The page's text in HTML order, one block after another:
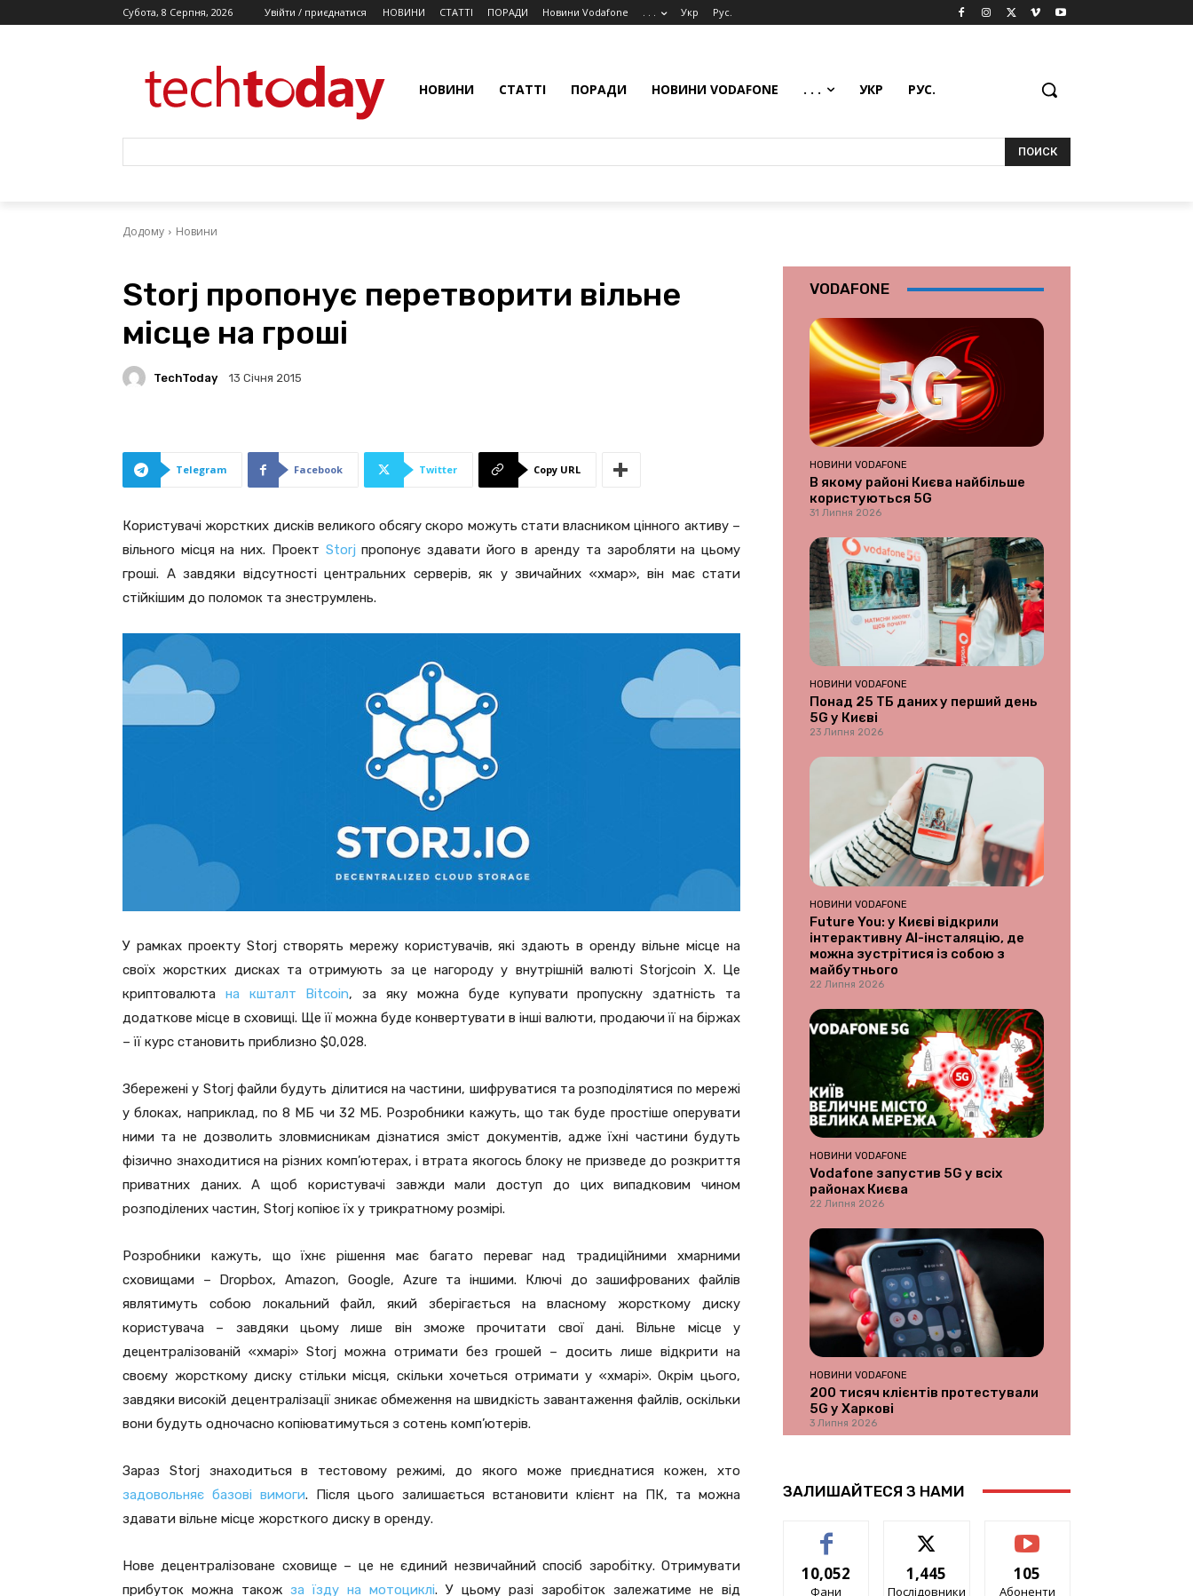
Субота, 8 Серпня, 2026 Увійти / приєднатися НОВИНИ СТАТТІ ПОРАДИ Новини Vodafone . . . Укр Рус.
НОВИНИ СТАТТІ ПОРАДИ НОВИНИ VODAFONE . . . УКР РУС.
ПОИСК
Додому Новини
Storj пропонує перетворити вільне
місце на гроші
TechToday 13 Січня 2015
Telegram Facebook Twitter Copy URL
Користувачі жорстких дисків великого обсягу скоро можуть стати власником цінного активу –
вільного місця на них. Проект Storj пропонує здавати його в аренду та заробляти на цьому
гроші. А завдяки відсутності центральних серверів, як у звичайних «хмар», він має стати
стійкішим до поломок та знеструмлень.
У рамках проекту Storj створять мережу користувачів, які здають в оренду вільне місце на
своїх жорстких дисках та отримують за це нагороду у внутрішній валюті Storjcoin X. Це
криптовалюта на кшталт Bitcoin, за яку можна буде купувати пропускну здатність та
додаткове місце в сховищі. Ще її можна буде конвертувати в інші валюти, продаючи її на біржах
– її курс становить приблизно $0,028.
Збережені у Storj файли будуть ділитися на частини, шифруватися та розподілятися по мережі
у блоках, наприклад, по 8 МБ чи 32 МБ. Розробники кажуть, що так буде простіше оперувати
ними та не дозволить зловмисникам дізнатися зміст документів, адже їхні частини будуть
фізично знаходитися на різних комп’ютерах, і втрата якогось блоку не призведе до розкриття
приватних даних. А щоб користувачі завжди мали доступ до цих випадковим чином
розподілених частин, Storj копіює їх у трикратному розмірі.
Розробники кажуть, що їхнє рішення має багато переваг над традиційними хмарними
сховищами – Dropbox, Amazon, Google, Azure та іншими. Ключі до зашифрованих файлів
являтимуть собою локальний файл, який зберігається на власному жорсткому диску
користувача – завдяки цьому лише він зможе прочитати свої дані. Вільне місце у
децентралізованій «хмарі» Storj можна отримати без грошей – досить лише відкрити на
своєму жорсткому диску стільки місця, скільки хочеться отримати у «хмарі». Окрім цього,
завдяки високій децентралізації зникає обмеження на швидкість завантаження файлів, оскільки
вони будуть одночасно копіюватимуться з сотень комп’ютерів.
Зараз Storj знаходиться в тестовому режимі, до якого може приєднатися кожен, хто
задовольняє базові вимоги. Після цього залишається встановити клієнт на ПК, та можна
здавати вільне місце жорсткого диску в оренду.
Нове децентралізоване сховище – це не єдиний незвичайний спосіб заробітку. Отримувати
прибуток можна також за їзду на мотоциклі. У цьому разі заробіток залежатиме не від
VODAFONE
НОВИНИ VODAFONE
В якому районі Києва найбільше
користуються 5G
31 Липня 2026
НОВИНИ VODAFONE
Понад 25 ТБ даних у перший день
5G у Києві
23 Липня 2026
НОВИНИ VODAFONE
Future You: у Києві відкрили
інтерактивну AI-інсталяцію, де
можна зустрітися із собою з
майбутнього
22 Липня 2026
НОВИНИ VODAFONE
Vodafone запустив 5G у всіх
районах Києва
22 Липня 2026
НОВИНИ VODAFONE
200 тисяч клієнтів протестували
5G у Харкові
3 Липня 2026
ЗАЛИШАЙТЕСЯ З НАМИ
10,052
Фани
1,445
Послідовники
105
Абоненти